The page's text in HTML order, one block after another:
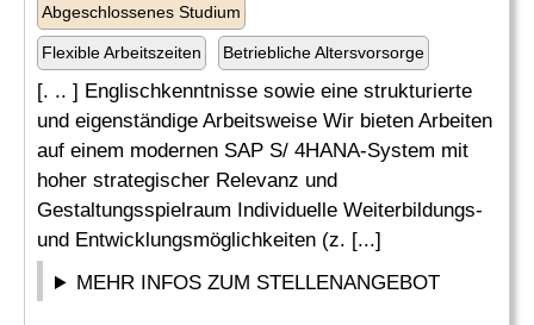
Abgeschlossenes Studium
Flexible Arbeitszeiten Betriebliche Altersvorsorge
[. .. ] Englischkenntnisse sowie eine strukturierte
und eigenständige Arbeitsweise Wir bieten Arbeiten
auf einem modernen SAP S/ 4HANA-System mit
hoher strategischer Relevanz und
Gestaltungsspielraum Individuelle Weiterbildungs-
und Entwicklungsmöglichkeiten (z. [...]
MEHR INFOS ZUM STELLENANGEBOT